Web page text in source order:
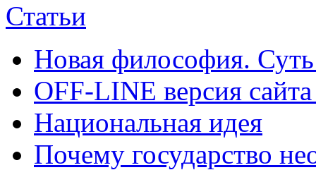
Программа
Суть новой
философии
Материалы
Статьи
Новая философия.
OFF-LINE версия
Национальная идея
Почему государство